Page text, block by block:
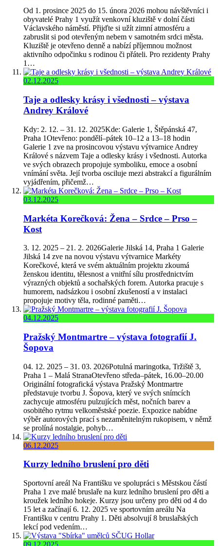
Od 1. prosince 2025 do 15. února 2026 mohou návštěvníci i
obyvatelé Prahy 1 využít venkovní kluziště v dolní části
Václavského náměstí. Přijďte si užít zimní atmosféru a
zabruslit si pod otevřeným nebem v samotném srdci města.
Kluziště je otevřeno denně a nabízí příjemnou možnost
aktivního odpočinku s rodinou či přáteli. Pro rezidenty Prahy
1…
02.12.2025
Taje a odlesky krásy i všednosti – výstava
Andrey Králové
Kdy: 2. 12. – 31. 12. 2025Kde: Galerie 1, Štěpánská 47,
Praha 1Otevřeno: pondělí–pátek 10–12 a 13–18 hodin
Galerie 1 zve na prosincovou výstavu výtvarnice Andrey
Králové s názvem Taje a odlesky krásy i všednosti. Autorka
ve svých obrazech propojuje symboliku, emoce a osobní
vnímání světa. Její tvorba osciluje mezi abstrakcí a figurálním
vyjádřením, přičemž…
03.12.2025
Markéta Korečková: Žena – Srdce – Prso –
Kost
3. 12. 2025 – 21. 2. 2026Galerie Jilská 14, Praha 1 Galerie
Jilská 14 zve na novou výstavu výtvarnice Markéty
Korečkové, která ve svém aktuálním projektu zkoumá
ženskou identitu, tělesnost a vnitřní sílu prostřednictvím
výrazných objektů a sochařských forem. Autorka pracuje s
humorem, nadsázkou i osobní zkušeností a v instalaci
propojuje motivy těla, rodinné paměti…
04.12.2025
Pražský Montmartre – výstava fotografií J.
Šopova
04. 12. 2025 – 31. 03. 2026Potulná maringotka, Tržiště 3,
Praha 1 – Malá StranaOtevřeno středa–pátek, 16.00–20.00
Originální fotografická výstava Pražský Montmartre
představuje tvorbu J. Šopova, který ve svých snímcích
zachycuje atmosféru pulzujících měst, nočních barev a
osobitého rytmu velkoměstské poezie. Expozice nabídne
výběr autorových prací s nezaměnitelným rukopisem, v němž
se prolíná nostalgie, pohyb…
06.12.2025
Kurzy ledního bruslení pro děti
Sportovní areál Na Františku ve spolupráci s Městskou částí
Praha 1 zve malé bruslaře na kurz ledního bruslení pro děti a
kroužek ledního hokeje. Kurzy jsou určeny pro děti od 4 do
15 let a začínají 6. 12. 2025 ve sportovním areálu Na
Františku v centru Prahy 1. Děti absolvují 8 bruslařských
lekcí pod vedením…